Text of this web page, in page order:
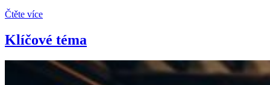
Čtěte více
Klíčové téma